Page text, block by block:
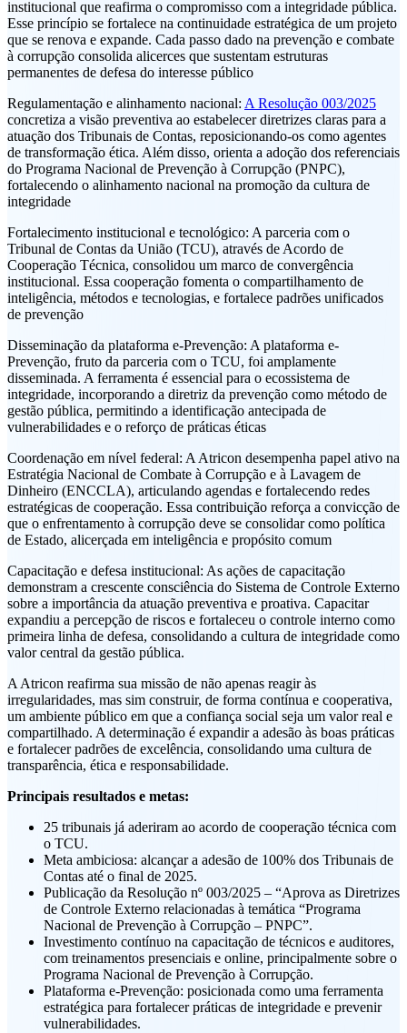
institucional que reafirma o compromisso com a integridade pública.
Esse princípio se fortalece na continuidade estratégica de um projeto
que se renova e expande. Cada passo dado na prevenção e combate
à corrupção consolida alicerces que sustentam estruturas
permanentes de defesa do interesse público
Regulamentação e alinhamento nacional: A Resolução 003/2025
concretiza a visão preventiva ao estabelecer diretrizes claras para a
atuação dos Tribunais de Contas, reposicionando-os como agentes
de transformação ética. Além disso, orienta a adoção dos referenciais
do Programa Nacional de Prevenção à Corrupção (PNPC),
fortalecendo o alinhamento nacional na promoção da cultura de
integridade
Fortalecimento institucional e tecnológico: A parceria com o
Tribunal de Contas da União (TCU), através de Acordo de
Cooperação Técnica, consolidou um marco de convergência
institucional. Essa cooperação fomenta o compartilhamento de
inteligência, métodos e tecnologias, e fortalece padrões unificados
de prevenção
Disseminação da plataforma e-Prevenção: A plataforma e-
Prevenção, fruto da parceria com o TCU, foi amplamente
disseminada. A ferramenta é essencial para o ecossistema de
integridade, incorporando a diretriz da prevenção como método de
gestão pública, permitindo a identificação antecipada de
vulnerabilidades e o reforço de práticas éticas
Coordenação em nível federal: A Atricon desempenha papel ativo na
Estratégia Nacional de Combate à Corrupção e à Lavagem de
Dinheiro (ENCCLA), articulando agendas e fortalecendo redes
estratégicas de cooperação. Essa contribuição reforça a convicção de
que o enfrentamento à corrupção deve se consolidar como política
de Estado, alicerçada em inteligência e propósito comum
Capacitação e defesa institucional: As ações de capacitação
demonstram a crescente consciência do Sistema de Controle Externo
sobre a importância da atuação preventiva e proativa. Capacitar
expandiu a percepção de riscos e fortaleceu o controle interno como
primeira linha de defesa, consolidando a cultura de integridade como
valor central da gestão pública.
A Atricon reafirma sua missão de não apenas reagir às
irregularidades, mas sim construir, de forma contínua e cooperativa,
um ambiente público em que a confiança social seja um valor real e
compartilhado. A determinação é expandir a adesão às boas práticas
e fortalecer padrões de excelência, consolidando uma cultura de
transparência, ética e responsabilidade.
Principais resultados e metas:
25 tribunais já aderiram ao acordo de cooperação técnica com
o TCU.
Meta ambiciosa: alcançar a adesão de 100% dos Tribunais de
Contas até o final de 2025.
Publicação da Resolução nº 003/2025 – “Aprova as Diretrizes
de Controle Externo relacionadas à temática “Programa
Nacional de Prevenção à Corrupção – PNPC”.
Investimento contínuo na capacitação de técnicos e auditores,
com treinamentos presenciais e online, principalmente sobre o
Programa Nacional de Prevenção à Corrupção.
Plataforma e-Prevenção: posicionada como uma ferramenta
estratégica para fortalecer práticas de integridade e prevenir
vulnerabilidades.